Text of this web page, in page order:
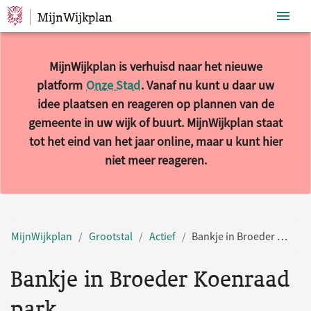
Sla navigatie over
MijnWijkplan
MijnWijkplan is verhuisd naar het nieuwe
platform Onze Stad. Vanaf nu kunt u daar uw
idee plaatsen en reageren op plannen van de
gemeente in uw wijk of buurt. MijnWijkplan staat
tot het eind van het jaar online, maar u kunt hier
niet meer reageren.
MijnWijkplan Grootstal Actief Bankje in Broeder Koenraad park
Bankje in Broeder Koenraad